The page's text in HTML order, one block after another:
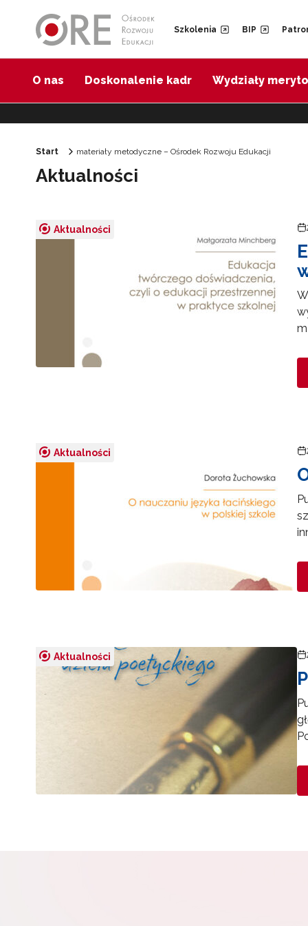
Szkolenia BIP
O nas Doskonalenie kadr Wydziały
Start materiały metodyczne – Ośrodek Rozwoju Edukacji
Aktualności
Aktualności
Aktualności
Aktualności